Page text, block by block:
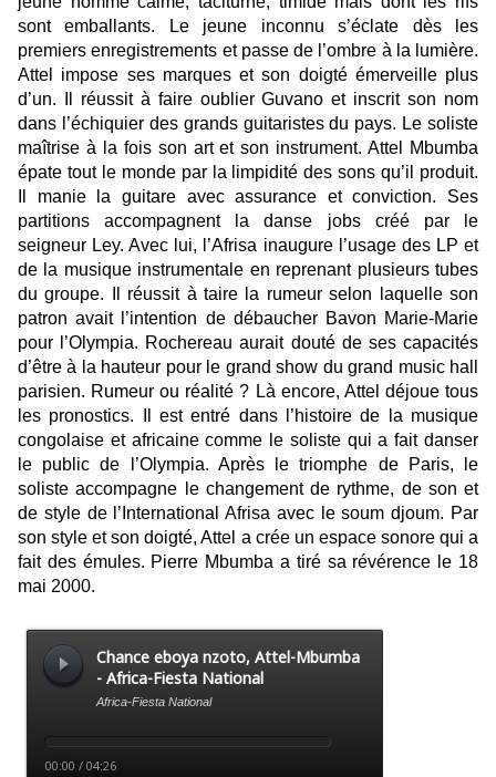
sont emballants. Le jeune inconnu s’éclate dès les
premiers enregistrements et passe de l’ombre à la lumière.
Attel impose ses marques et son doigté émerveille plus
d’un. Il réussit à faire oublier Guvano et inscrit son nom
dans l’échiquier des grands guitaristes du pays. Le soliste
maîtrise à la fois son art et son instrument. Attel Mbumba
épate tout le monde par la limpidité des sons qu’il produit.
Il manie la guitare avec assurance et conviction. Ses
partitions accompagnent la danse jobs créé par le
seigneur Ley. Avec lui, l’Afrisa inaugure l’usage des LP et
de la musique instrumentale en reprenant plusieurs tubes
du groupe. Il réussit à taire la rumeur selon laquelle son
patron avait l’intention de débaucher Bavon Marie-Marie
pour l’Olympia. Rochereau aurait douté de ses capacités
d’être à la hauteur pour le grand show du grand music hall
parisien. Rumeur ou réalité ? Là encore, Attel déjoue tous
les pronostics. Il est entré dans l’histoire de la musique
congolaise et africaine comme le soliste qui a fait danser
le public de l’Olympia. Après le triomphe de Paris, le
soliste accompagne le changement de rythme, de son et
de style de l’International Afrisa avec le soum djoum. Par
son style et son doigté, Attel a crée un espace sonore qui a
fait des émules. Pierre Mbumba a tiré sa révérence le 18
mai 2000.